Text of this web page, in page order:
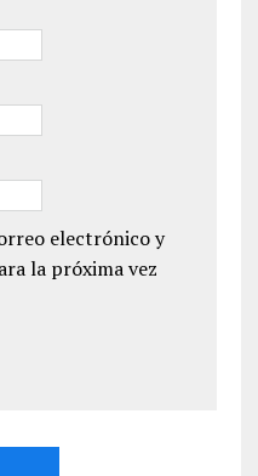
electrónico y
la próxima vez